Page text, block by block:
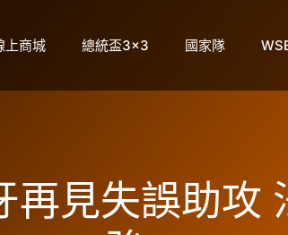
上商城 總統盃3×3 國家隊
再見失誤助攻